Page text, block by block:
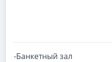
-Банкетный зал